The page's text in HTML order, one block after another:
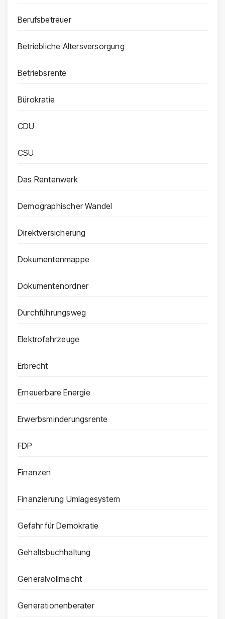
Berufsbetreuer
Betriebliche Altersversorgung
Betriebsrente
Bürokratie
CDU
CSU
Das Rentenwerk
Demographischer Wandel
Direktversicherung
Dokumentenmappe
Dokumentenordner
Durchführungsweg
Elektrofahrzeuge
Erbrecht
Erneuerbare Energie
Erwerbsminderungsrente
FDP
Finanzen
Finanzierung Umlagesystem
Gefahr für Demokratie
Gehaltsbuchhaltung
Generalvollmacht
Generationenberater